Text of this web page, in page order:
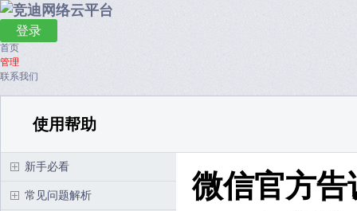
登录
首页
管理
联系我们
使用帮助
新手必看
常见问题解析
微信官方